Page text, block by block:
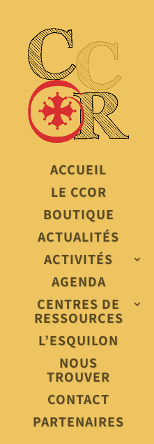
ACCUEIL
LE CCOR
BOUTIQUE
ACTUALITÉS
ACTIVITÉS
AGENDA
CENTRES DE
RESSOURCES
L’ESQUILON
NOUS
TROUVER
CONTACT
PARTENAIRES